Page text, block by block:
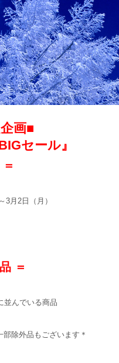
画■
セール』
3月2日（月）
＝
並んでいる商品
部除外品もございます＊